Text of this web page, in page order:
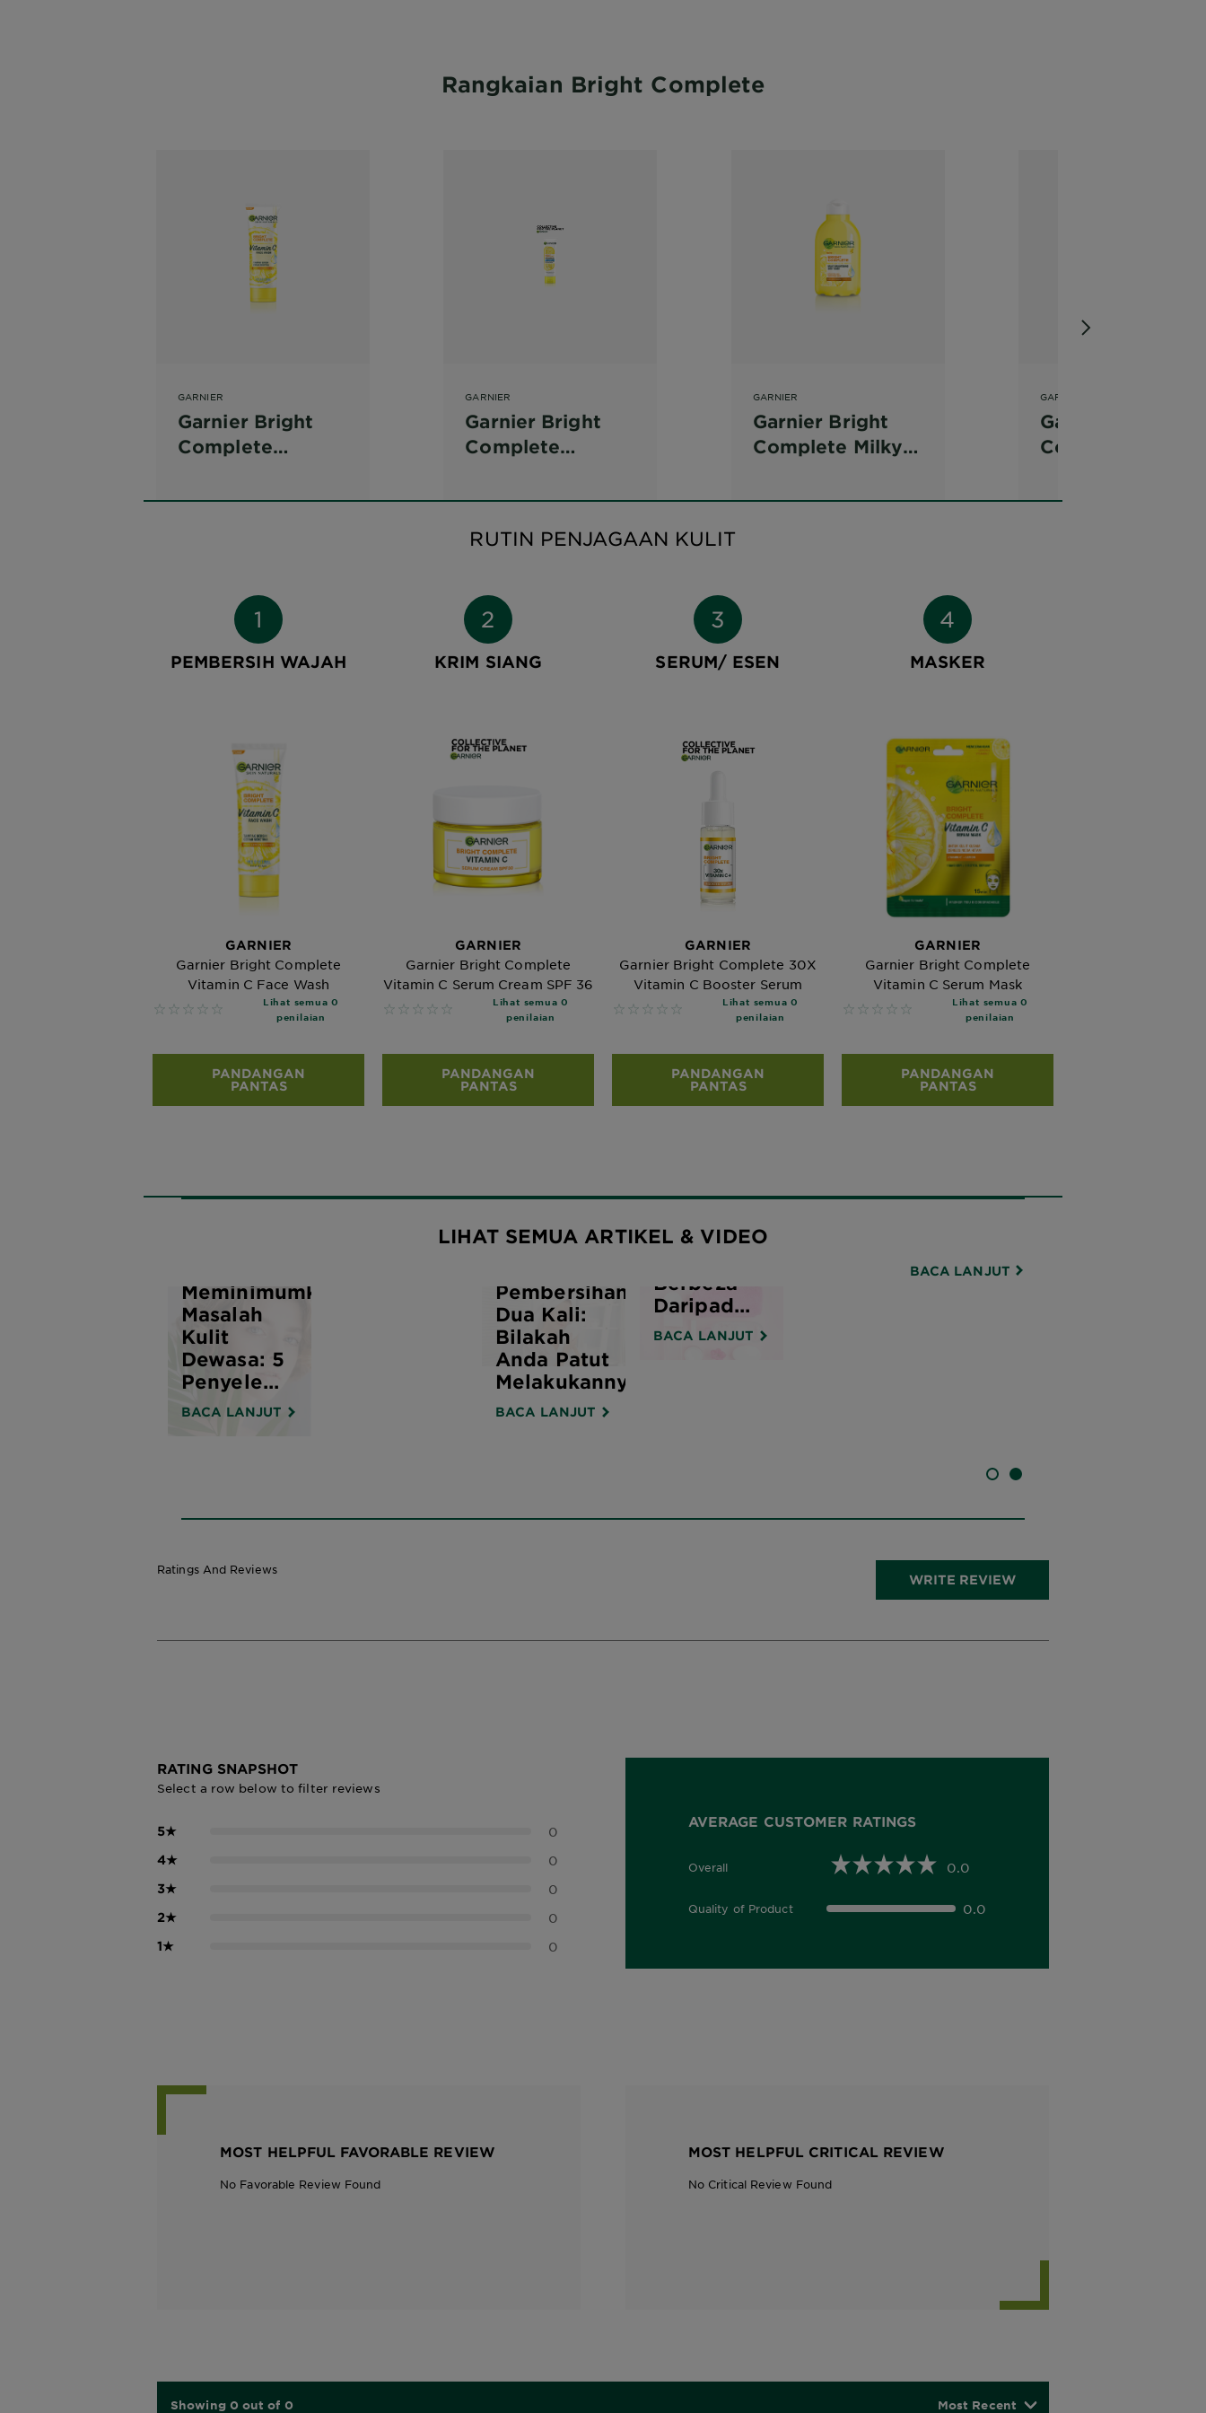
Rangkaian Bright Complete
GARNIER
Garnier Bright
Complete
Wash
GARNIER
Garnier Bright
Complete
GARNIER
Garnier Bright
Complete Milky
Toner
GARNIER
Garnier Bright
Complete
Cream SPF 36
RUTIN PENJAGAAN KULIT
PEMBERSIH WAJAH
GARNIER
Garnier Bright Complete
Vitamin C Face Wash
No reviews
Lihat semua 0
penilaian
PANDANGAN
PANTAS
KRIM SIANG
GARNIER
Garnier Bright Complete
Vitamin C Serum Cream SPF 36
No reviews
Lihat semua 0
penilaian
PANDANGAN
PANTAS
SERUM/ ESEN
GARNIER
Garnier Bright Complete 30X
Vitamin C Booster Serum
No reviews
Lihat semua 0
penilaian
PANDANGAN
PANTAS
MASKER
GARNIER
Garnier Bright Complete
Vitamin C Serum Mask
No reviews
Lihat semua 0
penilaian
PANDANGAN
PANTAS
LIHAT SEMUA ARTIKEL & VIDEO
BACA LANJUT
Meminimumkan
Masalah
Kulit
Dewasa: 5
Penyele...
BACA LANJUT
Pembersihan
Dua Kali:
Bilakah
Anda Patut
Melakukannya?
BACA LANJUT
Bagaimana
Dengan Air
Berbeza
Daripad...
BACA LANJUT
SLIDE 1SLIDE 2
Ratings And Reviews
WRITE REVIEW
RATING SNAPSHOT
Select a row below to filter reviews
5★ 0
4★ 0
3★ 0
2★ 0
1★ 0
AVERAGE CUSTOMER RATINGS
Overall
0.0 out of 5 stars 0.0
Quality of Product
0.0 out of 5 stars 0.0
MOST HELPFUL FAVORABLE REVIEW
No Favorable Review Found
MOST HELPFUL CRITICAL REVIEW
No Critical Review Found
Showing 0 out of 0 Most Recent